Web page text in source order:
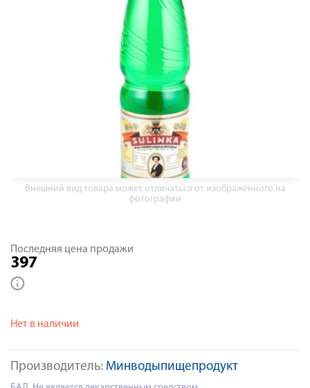
Внешний вид товара может отличаться от изображённого на
фотографии
Производитель: Минводыпищепродукт
Последняя цена продажи
397
Нет в наличии